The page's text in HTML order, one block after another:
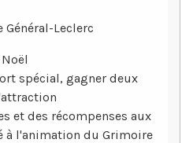
Général-Leclerc
spécial, gagner deux
et des récompenses aux
à l'animation du Grimoire